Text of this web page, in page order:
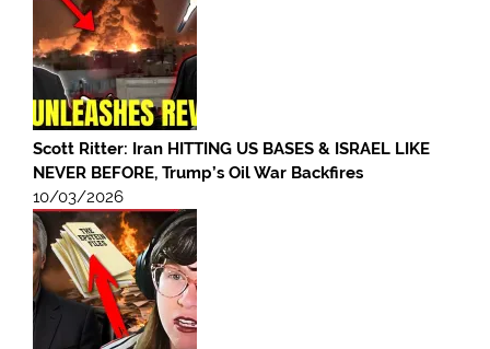
Scott Ritter: Iran HITTING US BASES & ISRAEL LIKE
NEVER BEFORE, Trump’s Oil War Backfires
10/03/2026